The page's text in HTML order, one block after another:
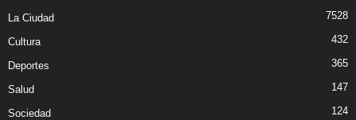
La Ciudad 7528
Cultura 432
Deportes 365
Salud 147
Sociedad 124